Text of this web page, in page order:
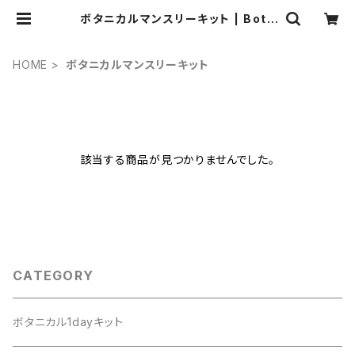
ボタニカルマンスリーキット | Bota
HOME ボタニカルマンスリーキット
該当する商品が見つかりませんでした。
CATEGORY
ボタニカル1dayキット